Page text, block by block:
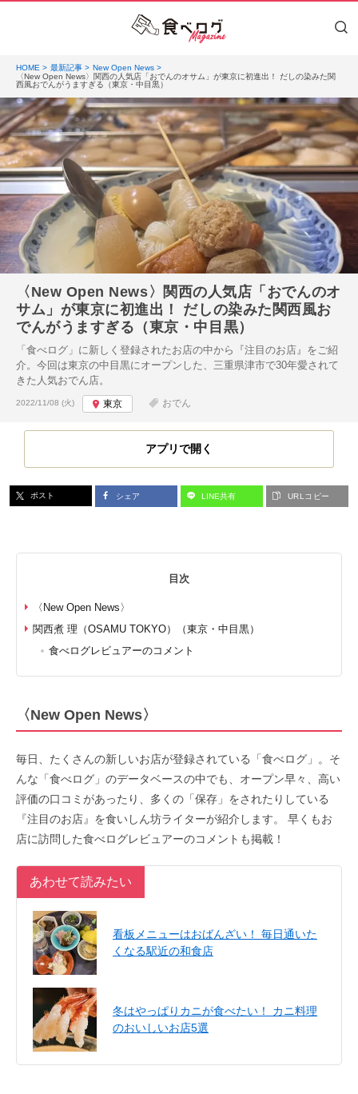
HOME 最新記事
New Open News
〈New Open News〉関西の人気店「おでんのオサム」が東京に初進出！ だしの染みた関
西風おでんがうますぎる（東京・中目黒）
〈New Open News〉関西の人気店「おでんのオ
サム」が東京に初進出！ だしの染みた関西風お
でんがうますぎる（東京・中目黒）
「食べログ」に新しく登録されたお店の中から『注目のお店』をご紹
介。今回は東京の中目黒にオープンした、三重県津市で30年愛されて
きた人気おでん店。
投稿日:
2022/11/08 (火) 東京 おでん
アプリで開く
ポスト シェア LINE共有 URLコピー
目次
〈New Open News〉
関西煮 理（OSAMU TOKYO）（東京・中目黒）
食べログレビュアーのコメント
〈New Open News〉
毎日、たくさんの新しいお店が登録されている「食べログ」。そ
んな「食べログ」のデータベースの中でも、オープン早々、高い
評価の口コミがあったり、多くの「保存」をされたりしている
『注目のお店』を食いしん坊ライターが紹介します。 早くもお
店に訪問した食べログレビュアーのコメントも掲載！
あわせて読みたい
看板メニューはおばんざい！ 毎日通いた
くなる駅近の和食店
冬はやっぱりカニが食べたい！ カニ料理
のおいしいお店5選